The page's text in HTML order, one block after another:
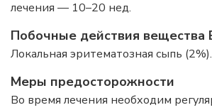
лечения — 10–20 нед.
Побочные действия вещества
Локальная эритематозная сыпь (2%).
Меры предосторожности
Во время лечения необходим